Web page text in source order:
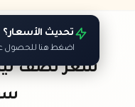
تحديث الأسعار؟
اضغط هنا للحصول